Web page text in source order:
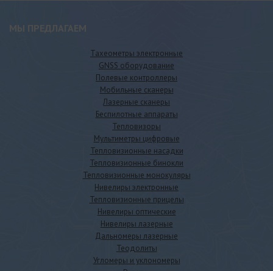
МЫ ПРЕДЛАГАЕМ
Тахеометры электронные
GNSS оборудование
Полевые контроллеры
Мобильные сканеры
Лазерные сканеры
Беспилотные аппараты
Тепловизоры
Мультиметры цифровые
Тепловизионные насадки
Тепловизионные бинокли
Тепловизионные монокуляры
Нивелиры электронные
Тепловизионные прицелы
Нивелиры оптические
Нивелиры лазерные
Дальномеры лазерные
Теодолиты
Угломеры и уклономеры